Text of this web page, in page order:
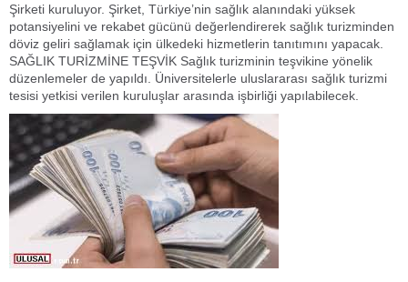
Şirketi kuruluyor. Şirket, Türkiye’nin sağlık alanındaki yüksek
potansiyelini ve rekabet gücünü değerlendirerek sağlık turizminden
döviz geliri sağlamak için ülkedeki hizmetlerin tanıtımını yapacak.
SAĞLIK TURİZMİNE TEŞVİK Sağlık turizminin teşvikine yönelik
düzenlemeler de yapıldı. Üniversitelerle uluslararası sağlık turizmi
tesisi yetkisi verilen kuruluşlar arasında işbirliği yapılabilecek.